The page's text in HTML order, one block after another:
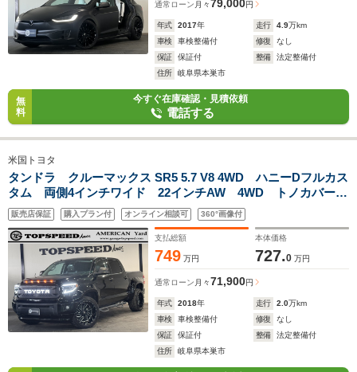
通常ローン 月々79,000円
年式 2017年 走行 4.9万km
車検
車検整備付 修復
なし
保証
保証付 整備
法定整備付
住所
岐阜県本巣市
無
料
今すぐ在庫確認・見積依頼
電話する
米国トヨタ
タンドラ クルーマックス SR5 5.7 V8 4WD ハニーDフルカス
タム 両側4インチワイド 22インチAW 4WD トノカバー
アルパインナビ フルセグ ワンオフマフラー フロントカメ
ラ バックカメラ キーレス シートヒーター シートカバー
販売店保証 購入プラン付 オンライン相談可 360°画像付
支払総額
749 万円
本体価格
727.0 万円
通常ローン 月々71,900円
年式 2018年 走行 2.0万km
車検
車検整備付 修復
なし
保証
保証付 整備
法定整備付
住所
岐阜県本巣市